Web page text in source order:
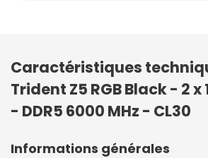
Caractéristiques
Trident Z5 RGB Black - 2 x
- DDR5 6000 MHz - CL30
Informations générales